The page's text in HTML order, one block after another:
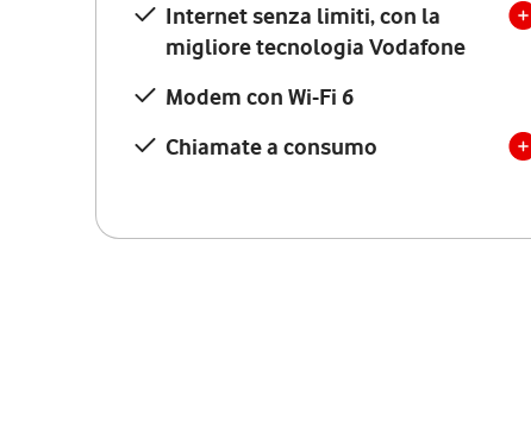
Internet senza limiti, con la
migliore tecnologia Vodafone
Modem con Wi-Fi 6
Chiamate a consumo